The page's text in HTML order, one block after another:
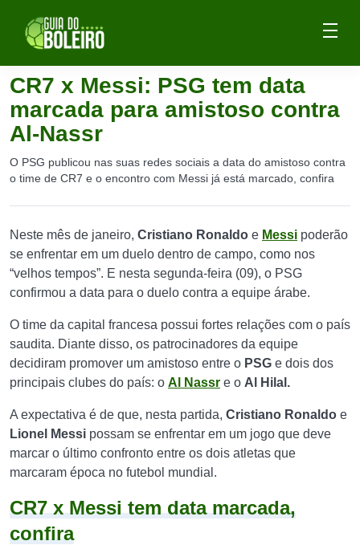
CR7 x Messi: PSG tem data
marcada para amistoso contra
Al-Nassr
O PSG publicou nas suas redes sociais a data do amistoso contra
o time de CR7 e o encontro com Messi já está marcado, confira
Neste mês de janeiro, Cristiano Ronaldo e Messi poderão
se enfrentar em um duelo dentro de campo, como nos
“velhos tempos”. E nesta segunda-feira (09), o PSG
confirmou a data para o duelo contra a equipe árabe.
O time da capital francesa possui fortes relações com o país
saudita. Diante disso, os patrocinadores da equipe
decidiram promover um amistoso entre o PSG e dois dos
principais clubes do país: o Al Nassr e o Al Hilal.
A expectativa é de que, nesta partida, Cristiano Ronaldo e
Lionel Messi possam se enfrentar em um jogo que deve
marcar o último confronto entre os dois atletas que
marcaram época no futebol mundial.
CR7 x Messi tem data marcada,
confira